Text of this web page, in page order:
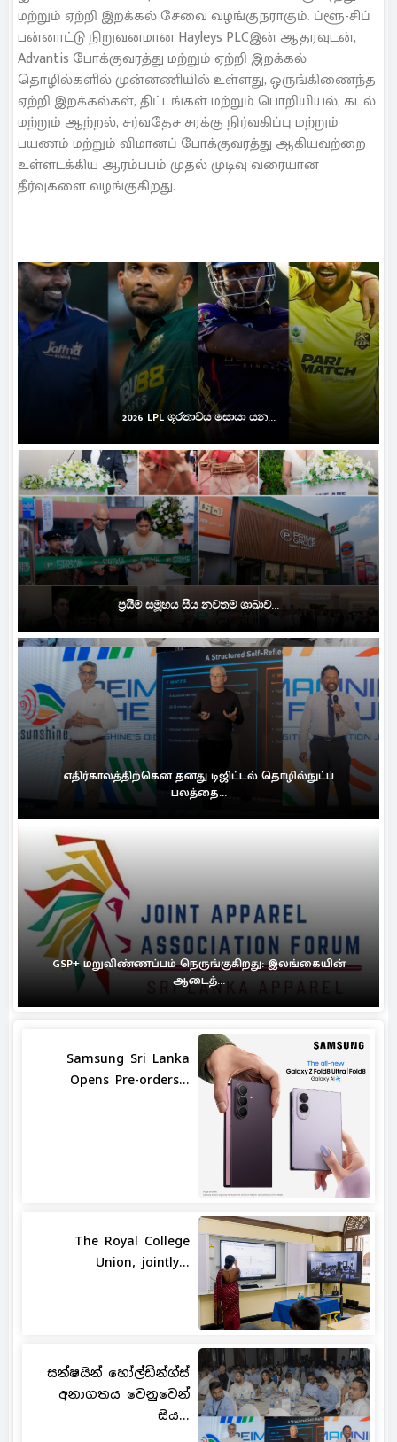
மற்றும் ஏற்றி இறக்கல் சேவை வழங்குநராகும். ப்ளூ-சிப்
பன்னாட்டு நிறுவனமான Hayleys PLCஇன் ஆதரவுடன்,
Advantis போக்குவரத்து மற்றும் ஏற்றி இறக்கல்
தொழில்களில் முன்னணியில் உள்ளது, ஒருங்கிணைந்த
ஏற்றி இறக்கல்கள், திட்டங்கள் மற்றும் பொறியியல், கடல்
மற்றும் ஆற்றல், சர்வதேச சரக்கு நிர்வகிப்பு மற்றும்
பயணம் மற்றும் விமானப் போக்குவரத்து ஆகியவற்றை
உள்ளடக்கிய ஆரம்பபம் முதல் முடிவு வரையான
தீர்வுகளை வழங்குகிறது.
2026 LPL ශූරතාවය සොයා යන...
ප්‍රයිම් සමූහය සිය නවතම ශාඛාව...
எதிர்காலத்திற்கென தனது டிஜிட்டல் தொழில்நுட்ப
பலத்தை...
GSP+ மறுவிண்ணப்பம் நெருங்குகிறது: இலங்கையின்
ஆடைத்...
Samsung Sri Lanka
Opens Pre-orders...
The Royal College
Union, jointly...
සන්ෂයින් හෝල්ඩින්ග්ස්
අනාගතය වෙනුවෙන්
සිය...